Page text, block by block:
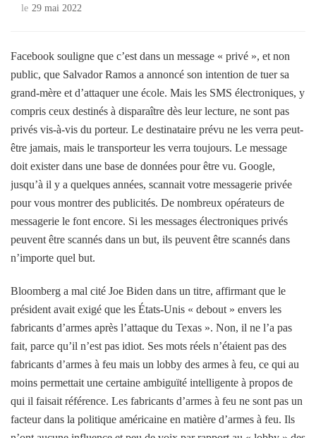
le 29 mai 2022
Facebook souligne que c’est dans un message « privé », et non
public, que Salvador Ramos a annoncé son intention de tuer sa
grand-mère et d’attaquer une école. Mais les SMS électroniques, y
compris ceux destinés à disparaître dès leur lecture, ne sont pas
privés vis-à-vis du porteur. Le destinataire prévu ne les verra peut-
être jamais, mais le transporteur les verra toujours. Le message
doit exister dans une base de données pour être vu. Google,
jusqu’à il y a quelques années, scannait votre messagerie privée
pour vous montrer des publicités. De nombreux opérateurs de
messagerie le font encore. Si les messages électroniques privés
peuvent être scannés dans un but, ils peuvent être scannés dans
n’importe quel but.
Bloomberg a mal cité Joe Biden dans un titre, affirmant que le
président avait exigé que les États-Unis « debout » envers les
fabricants d’armes après l’attaque du Texas ». Non, il ne l’a pas
fait, parce qu’il n’est pas idiot. Ses mots réels n’étaient pas des
fabricants d’armes à feu mais un lobby des armes à feu, ce qui au
moins permettait une certaine ambiguïté intelligente à propos de
qui il faisait référence. Les fabricants d’armes à feu ne sont pas un
facteur dans la politique américaine en matière d’armes à feu. Ils